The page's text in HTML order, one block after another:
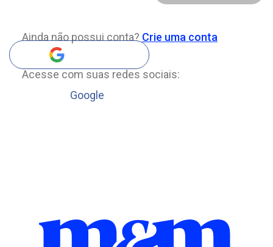
Ainda não possui conta? Crie uma conta
Acesse com suas redes sociais:
Google